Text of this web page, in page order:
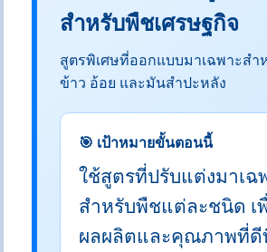
สำหรับพืชเศรษฐกิจ
สูตรพิเศษที่ออกแบบมาเฉพาะสำ
ข้าว อ้อย และมันสำปะหลัง
🎯 เป้าหมายขั้นตอนนี้
ใช้สูตรที่ปรับแต่งมาเฉ
สำหรับพืชแต่ละชนิด เ
ผลผลิตและคุณภาพที่ดี